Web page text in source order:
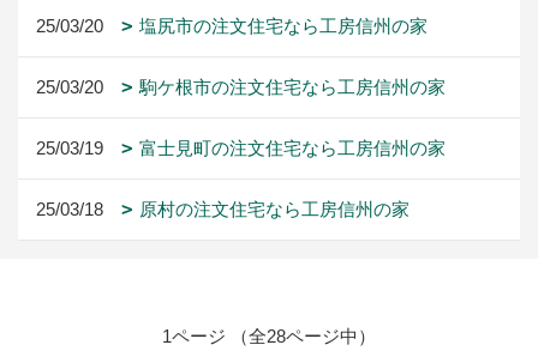
25/03/20 塩尻市の注文住宅なら工房信州の家
25/03/20 駒ケ根市の注文住宅なら工房信州の家
25/03/19 富士見町の注文住宅なら工房信州の家
25/03/18 原村の注文住宅なら工房信州の家
1ページ （全28ページ中）